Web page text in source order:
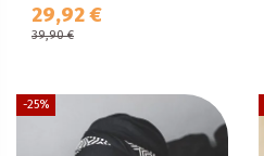
29,92 €
39,90 €
-25%